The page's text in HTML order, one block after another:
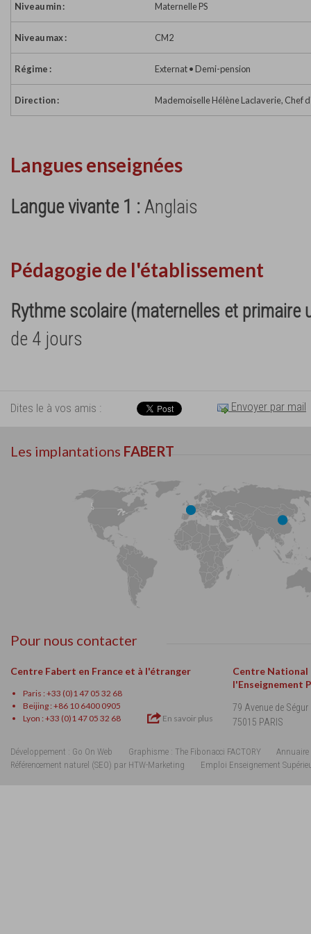
Niveau min : Maternelle PS
Niveau max : CM2
Régime : Externat • Demi-pension
Direction : Mademoiselle Hélène Laclaverie, Chef
Langues enseignées
Langue vivante 1 :Anglais
Pédagogie de l'établissement
Rythme scolaire (maternelles et primaire
de 4 jours
Dites le à vos amis : Envoyer par mail
Les implantations FABERT
Pour nous contacter
Centre Fabert en France et à l'étranger
Paris : +33 (0)1 47 05 32 68
Beijing : +86 10 6400 0905
Lyon : +33 (0)1 47 05 32 68
En savoir plus
Centre National
l'Enseignement
79 Avenue de Ségur
75015 PARIS
Développement : Go On Web Graphisme : The Fibonacci FACTORY
Annuaire
Référencement naturel (SEO) par HTW-Marketing
Emploi Enseignement